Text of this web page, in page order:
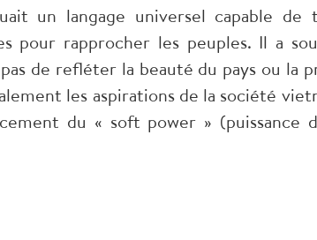
un langage universel capable de
pour rapprocher les peuples. Il a
de refléter la beauté du pays ou la
les aspirations de la société
du « soft power » (puissance